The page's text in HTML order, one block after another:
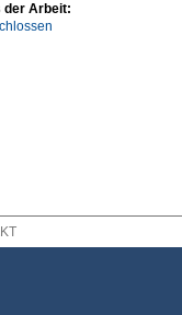
der Arbeit: